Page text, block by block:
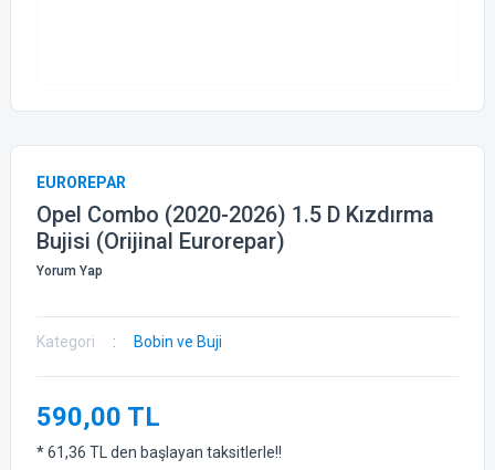
EUROREPAR
Opel Combo (2020-2026) 1.5 D Kızdırma
Bujisi (Orijinal Eurorepar)
Yorum Yap
Kategori Bobin ve Buji
590,00 TL
* 61,36 TL den başlayan taksitlerle!!